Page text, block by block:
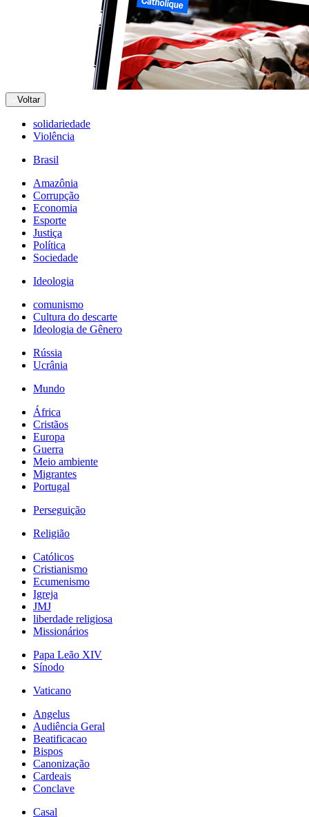
Voltar
solidariedade
Violência
Brasil
Amazônia
Corrupção
Economia
Esporte
Justiça
Política
Sociedade
Ideologia
comunismo
Cultura do descarte
Ideologia de Gênero
Rússia
Ucrânia
Mundo
África
Cristãos
Europa
Guerra
Meio ambiente
Migrantes
Portugal
Perseguição
Religião
Católicos
Cristianismo
Ecumenismo
Igreja
JMJ
liberdade religiosa
Missionários
Papa Leão XIV
Sínodo
Vaticano
Angelus
Audiência Geral
Beatificacao
Bispos
Canonização
Cardeais
Conclave
Casal